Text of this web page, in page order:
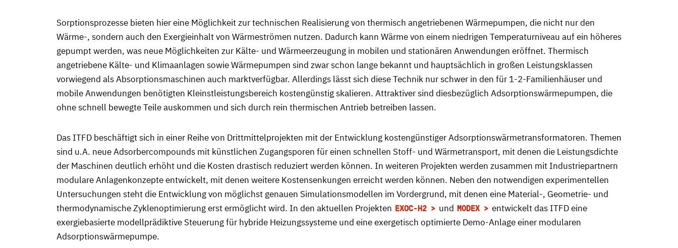
Sorptionsprozesse bieten hier eine Möglichkeit zur technischen Realisierung von thermisch angetriebenen Wärmepumpen, die nicht nur den
Wärme-, sondern auch den Exergieinhalt von Wärmeströmen nutzen. Dadurch kann Wärme von einem niedrigen Temperaturniveau auf ein höheres
gepumpt werden, was neue Möglichkeiten zur Kälte- und Wärmeerzeugung in mobilen und stationären Anwendungen eröffnet. Thermisch
angetriebene Kälte- und Klimaanlagen sowie Wärmepumpen sind zwar schon lange bekannt und hauptsächlich in großen Leistungsklassen
vorwiegend als Absorptionsmaschinen auch marktverfügbar. Allerdings lässt sich diese Technik nur schwer in den für 1-2-Familienhäuser und
mobile Anwendungen benötigten Kleinstleistungsbereich kostengünstig skalieren. Attraktiver sind diesbezüglich Adsorptionswärmepumpen, die
ohne schnell bewegte Teile auskommen und sich durch rein thermischen Antrieb betreiben lassen.
Das ITFD beschäftigt sich in einer Reihe von Drittmittelprojekten mit der Entwicklung kostengünstiger Adsorptionswärmetransformatoren. Themen
sind u.A. neue Adsorbercompounds mit künstlichen Zugangsporen für einen schnellen Stoff- und Wärmetransport, mit denen die Leistungsdichte
der Maschinen deutlich erhöht und die Kosten drastisch reduziert werden können. In weiteren Projekten werden zusammen mit Industriepartnern
modulare Anlagenkonzepte entwickelt, mit denen weitere Kostensenkungen erreicht werden können. Neben den notwendigen experimentellen
Untersuchungen steht die Entwicklung von möglichst genauen Simulationsmodellen im Vordergrund, mit denen eine Material-, Geometrie- und
thermodynamische Zyklenoptimierung erst ermöglicht wird. In den aktuellen Projekten EXOC-H2 und MODEX
entwickelt das ITFD eine
exergiebasierte modellprädiktive Steuerung für hybride Heizungssysteme und eine exergetisch optimierte Demo-Anlage einer modularen
Adsorptionswärmepumpe.